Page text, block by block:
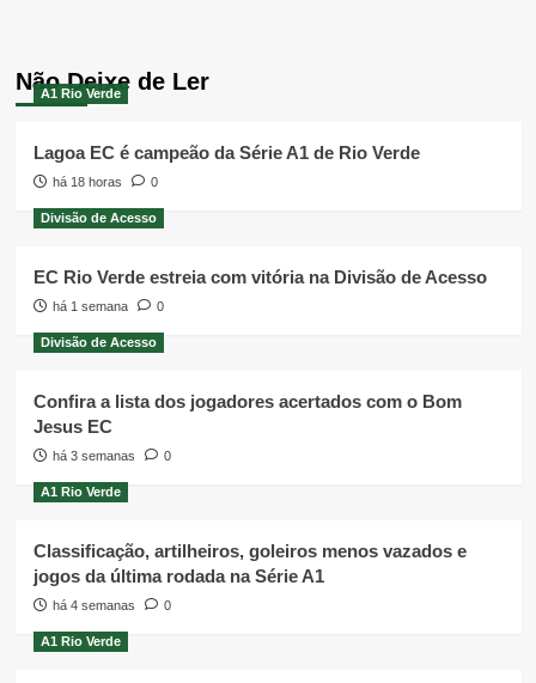
Não Deixe de Ler
A1 Rio Verde
Lagoa EC é campeão da Série A1 de Rio Verde
há 18 horas 0
Divisão de Acesso
EC Rio Verde estreia com vitória na Divisão de Acesso
há 1 semana 0
Divisão de Acesso
Confira a lista dos jogadores acertados com o Bom
Jesus EC
há 3 semanas 0
A1 Rio Verde
Classificação, artilheiros, goleiros menos vazados e
jogos da última rodada na Série A1
há 4 semanas 0
A1 Rio Verde